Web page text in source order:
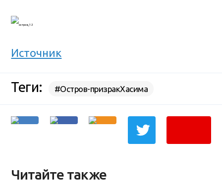
Источник
Теги: #Остров-призракХасима
Читайте также